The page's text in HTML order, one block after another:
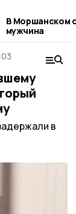
В Моршанском
мужчина
в